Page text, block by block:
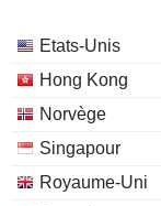
Etats-Unis
Hong Kong
Norvège
Singapour
Royaume-Uni